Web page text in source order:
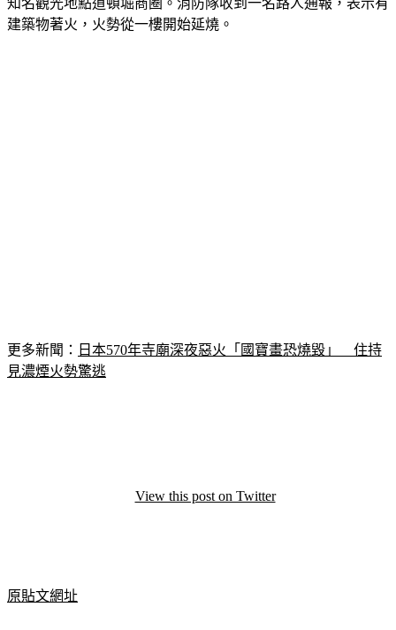
知名觀光地點道頓堀商圈。消防隊收到一名路人通報，表示有
建築物著火，火勢從一樓開始延燒。
更多新聞： 日本570年寺廟深夜惡火「國寶畫恐燒毀」　住持
見濃煙火勢驚逃
View this post on Twitter
原貼文網址